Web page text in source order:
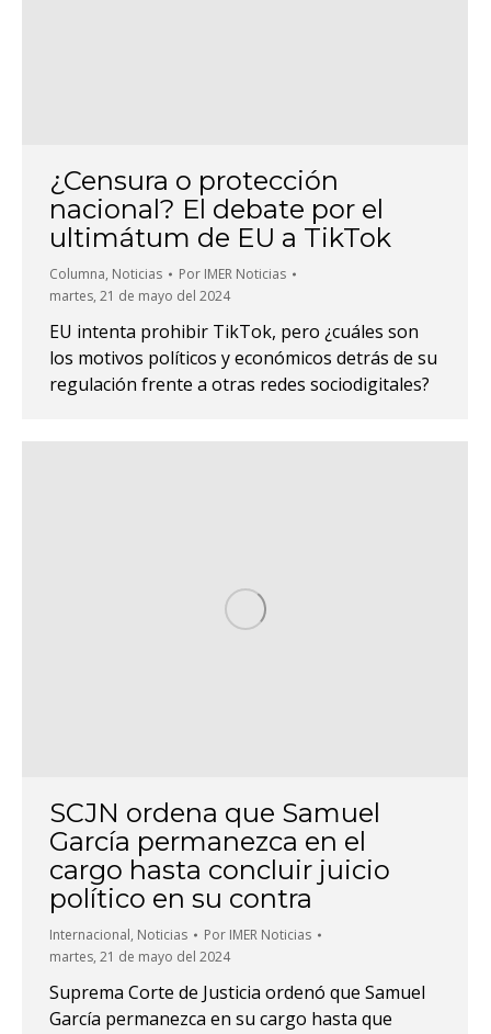
¿Censura o protección
nacional? El debate por el
ultimátum de EU a TikTok
Columna, Noticias Por IMER Noticias
martes, 21 de mayo del 2024
EU intenta prohibir TikTok, pero ¿cuáles son
los motivos políticos y económicos detrás de su
regulación frente a otras redes sociodigitales?
SCJN ordena que Samuel
García permanezca en el
cargo hasta concluir juicio
político en su contra
Internacional, Noticias Por IMER Noticias
martes, 21 de mayo del 2024
Suprema Corte de Justicia ordenó que Samuel
García permanezca en su cargo hasta que